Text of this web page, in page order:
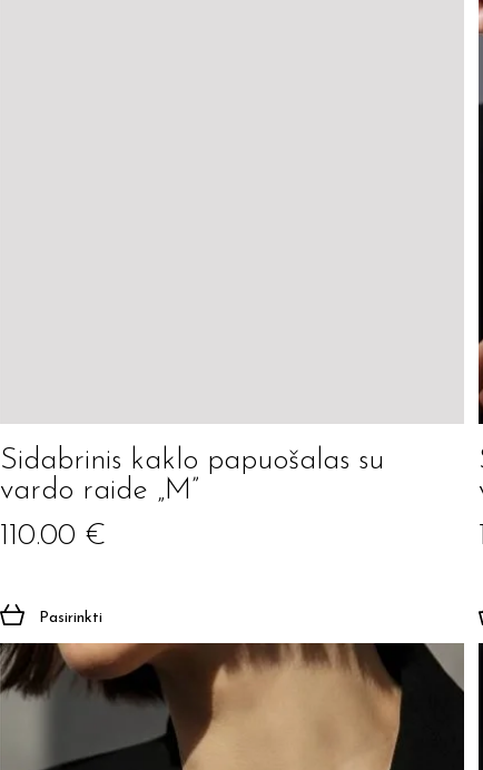
Sidabrinis kaklo papuošalas su
vardo raide „M”
110.00 €
Pasirinkti